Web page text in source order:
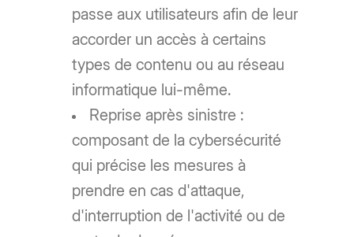
passe aux utilisateurs afin de leur
accorder un accès à certains
types de contenu ou au réseau
informatique lui-même.
Reprise après sinistre :
composant de la cybersécurité
qui précise les mesures à
prendre en cas d'attaque,
d'interruption de l'activité ou de